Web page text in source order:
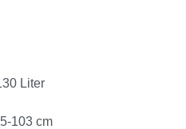
Liter
103 cm